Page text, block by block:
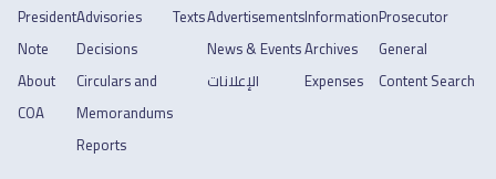
President
Note
About
COA
Advisories
Decisions
Circulars and
Memorandums
Reports
TextsAdvertisements
News & Events
الإعلانات
Information
Archives
Expenses
Prosecutor
General
Content Search